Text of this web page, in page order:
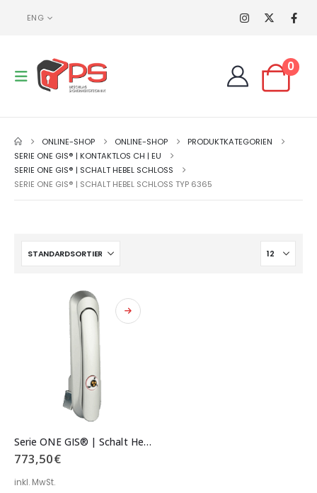
ENG
0
ONLINE-SHOP ONLINE-SHOP
PRODUKTKATEGORIEN
SERIE ONE GIS® | KONTAKTLOS CH | EU
SERIE ONE GIS® | SCHALT HEBEL SCHLOSS
SERIE ONE GIS® | SCHALT HEBEL SCHLOSS TYP 6365
Serie ONE GIS® | Schalt Hebel Schloss Typ 6365
773,50€
inkl. MwSt.